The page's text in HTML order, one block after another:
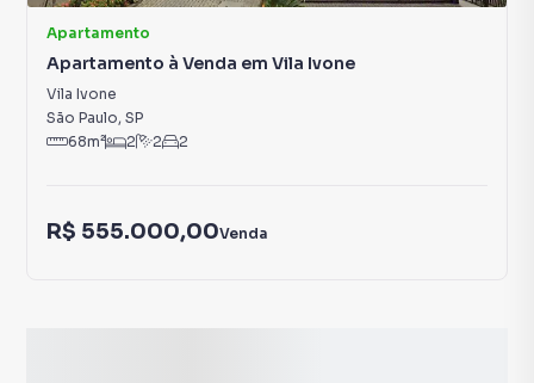
Apartamento
Apartamento à Venda em Vila Ivone
Vila Ivone
São Paulo, SP
68m² 2 2 2
R$ 555.000,00Venda